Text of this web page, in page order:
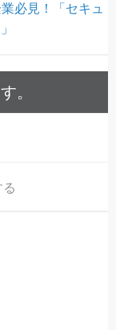
必見！「セキュ
。